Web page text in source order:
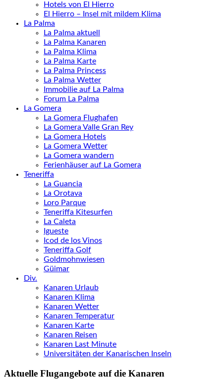
Hotels von El Hierro
El Hierro – Insel mit mildem Klima
La Palma
La Palma aktuell
La Palma Kanaren
La Palma Klima
La Palma Karte
La Palma Princess
La Palma Wetter
Immobilie auf La Palma
Forum La Palma
La Gomera
La Gomera Flughafen
La Gomera Valle Gran Rey
La Gomera Hotels
La Gomera Wetter
La Gomera wandern
Ferienhäuser auf La Gomera
Teneriffa
La Guancia
La Orotava
Loro Parque
Teneriffa Kitesurfen
La Caleta
Igueste
Icod de los Vinos
Teneriffa Golf
Goldmohnwiesen
Güimar
Div.
Kanaren Urlaub
Kanaren Klima
Kanaren Wetter
Kanaren Temperatur
Kanaren Karte
Kanaren Reisen
Kanaren Last Minute
Universitäten der Kanarischen Inseln
Aktuelle Flugangebote auf die Kanaren